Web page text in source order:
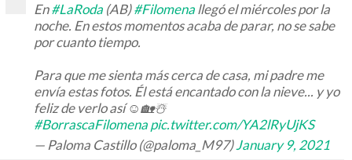
En#LaRoda (AB)#Filomena llegó el miércoles por la
noche. En estos momentos acaba de parar, no se sabe
por cuanto tiempo.
Para que me sienta más cerca de casa, mi padre me
envía estas fotos. Él está encantado con la nieve... y yo
feliz de verlo así ☺️🏡☃️
#BorrascaFilomena pic.twitter.com/YA2lRyUjKS
— Paloma Castillo (@paloma_M97) January 9, 2021